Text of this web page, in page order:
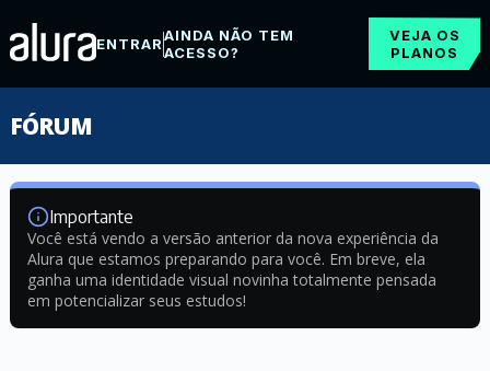
ENTRARAINDA NÃO TEM
ACESSO?
VEJA OS
PLANOS
FÓRUM
Importante
Você está vendo a versão anterior da nova experiência da
Alura que estamos preparando para você. Em breve, ela
ganha uma identidade visual novinha totalmente pensada
em potencializar seus estudos!